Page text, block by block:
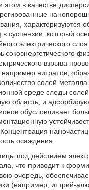
этом в качестве
в суспензии, который
электрического
взрыва
нитратов,
солей
среде следы
область, и
обусловливает
осаждения.
под действием
что приводит к
очередь,
(например, иттрий-